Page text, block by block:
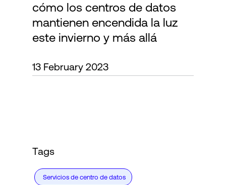
Acerca de
cómo los centros de datos
mantienen encendida la luz
este invierno y más allá
13 February 2023
Tags
Servicios de centro de datos